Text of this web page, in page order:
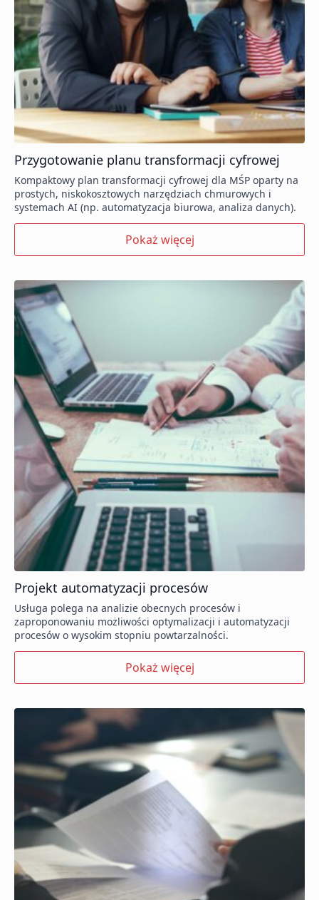
Pokaż więcej
Przygotowanie planu transformacji cyfrowej
Kompaktowy plan transformacji cyfrowej dla MŚP oparty na
prostych, niskokosztowych narzędziach chmurowych i
systemach AI (np. automatyzacja biurowa, analiza danych).
Pokaż więcej
Projekt automatyzacji procesów
Usługa polega na analizie obecnych procesów i
zaproponowaniu możliwości optymalizacji i automatyzacji
procesów o wysokim stopniu powtarzalności.